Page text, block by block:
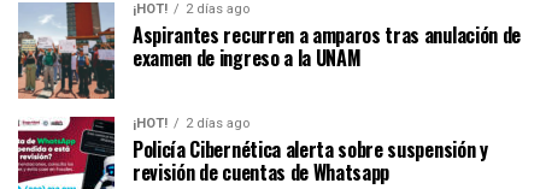
¡HOT! 2 días ago
Aspirantes recurren a amparos tras anulación de
examen de ingreso a la UNAM
¡HOT! 2 días ago
Policía Cibernética alerta sobre suspensión y
revisión de cuentas de Whatsapp